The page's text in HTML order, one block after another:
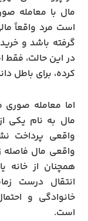
مال با معامله
است مرد واقعاً
گرفته باشد و
در این حالت، فقط
کرده، برای باطل
اما معامله صوری
مال به نام یکی
واقعی پرداخت
واقعی مال فاصله
همچنان از خانه
انتقال درست
خانوادگی و
است.